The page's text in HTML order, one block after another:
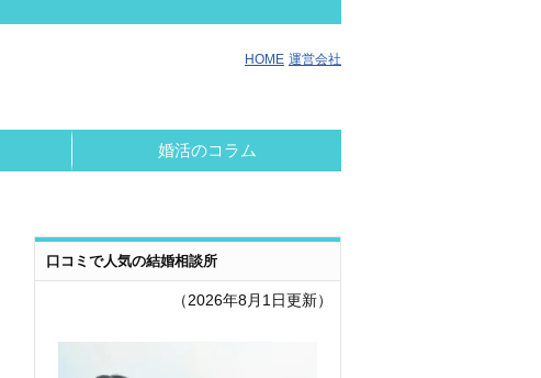
HOME 運営会社
婚活のコラム
口コミで人気の結婚相談所
（2026年8月1日更新）